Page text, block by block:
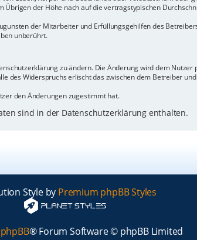
der Höhe nach auf die vertragstypischen
der Mitarbeiter und Erfüllungsgehilfen des
unberührt.
zu ändern. Die Änderung wird dem Nutzer
des Widerspruchs erlischt das zwischen dem Betreiber
den Änderungen zugestimmt hat.
sind in der Datenschutzerklärung enthalten.
Style by Premium phpBB Styles
phpBB® Forum Software © phpBB Limited